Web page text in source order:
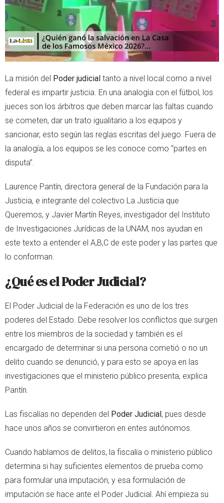
Próximo video en 4
La misión del Poder judicial tanto a nivel local como a nivel
federal es impartir justicia. En una analogía con el fútbol, los
jueces son los árbitros que deben marcar las faltas cuando
se cometen, dar un trato igualitario a los equipos y
sancionar, esto según las reglas escritas del juego. Fuera de
la analogía, a los equipos se les conoce como “partes en
disputa”.
Laurence Pantín, directora general de la Fundación para la
Justicia, e integrante del colectivo La Justicia que
Queremos, y Javier Martín Reyes, investigador del Instituto
de Investigaciones Jurídicas de la UNAM, nos ayudan en
este texto a entender el A,B,C de este poder y las partes que
lo conforman.
¿Qué es el Poder Judicial?
El Poder Judicial de la Federación es uno de los tres
poderes del Estado. Debe resolver los conflictos que surgen
entre los miembros de la sociedad y también es el
encargado de determinar si una persona cometió o no un
delito cuando se denunció, y para esto se apoya en las
investigaciones que el ministerio público presenta, explica
Pantín.
Las fiscalías no dependen del Poder Judicial , pues desde
hace unos años se convirtieron en entes autónomos.
Cuando hablamos de delitos, la fiscalía o ministerio público
determina si hay suficientes elementos de prueba como
para formular una imputación, y esa formulación de
imputación se hace ante el Poder Judicial. Ahí empieza su